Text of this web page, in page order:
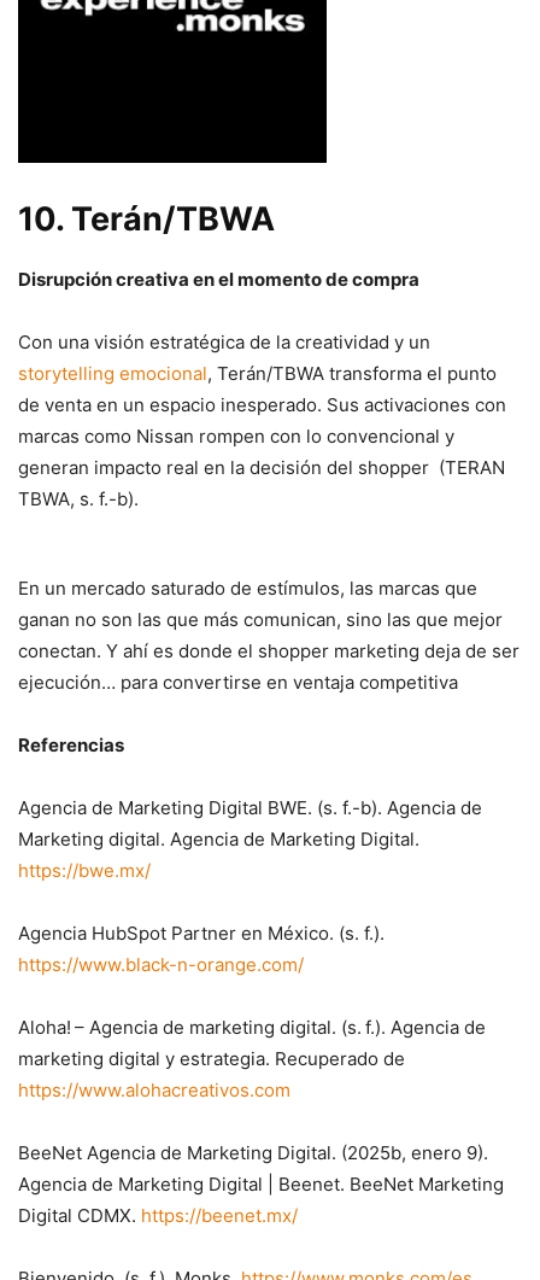
10. Terán/TBWA
Disrupción creativa en el momento de compra
Con una visión estratégica de la creatividad y un
storytelling emocional, Terán/TBWA transforma el punto
de venta en un espacio inesperado. Sus activaciones con
marcas como Nissan rompen con lo convencional y
generan impacto real en la decisión del shopper (TERAN
TBWA, s. f.-b).
En un mercado saturado de estímulos, las marcas que
ganan no son las que más comunican, sino las que mejor
conectan. Y ahí es donde el shopper marketing deja de ser
ejecución… para convertirse en ventaja competitiva
Referencias
Agencia de Marketing Digital BWE. (s. f.-b). Agencia de
Marketing digital. Agencia de Marketing Digital.
https://bwe.mx/
Agencia HubSpot Partner en México. (s. f.).
https://www.black-n-orange.com/
Aloha! – Agencia de marketing digital. (s. f.). Agencia de
marketing digital y estrategia. Recuperado de
https://www.alohacreativos.com
BeeNet Agencia de Marketing Digital. (2025b, enero 9).
Agencia de Marketing Digital | Beenet. BeeNet Marketing
Digital CDMX. https://beenet.mx/